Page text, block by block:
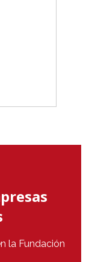
la Fundación